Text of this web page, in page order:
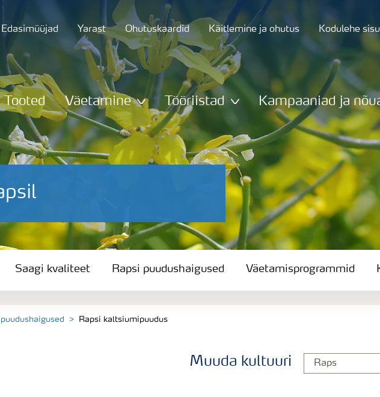
Edasimüüjad Yarast Ohutuskaardid Käitlemine ja ohutus
Kodulehe
Tooted Väetamine Tööriistad Kampaaniad ja
Saagi kvaliteet Rapsi puudushaigused Väetamisprogrammid
Rapsi kaltsiumipuudus
Muuda kultuuri